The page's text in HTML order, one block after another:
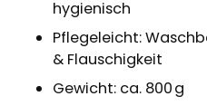
hygienisch
Pflegeleicht:
& Flauschigkeit
Gewicht: ca. 800 g